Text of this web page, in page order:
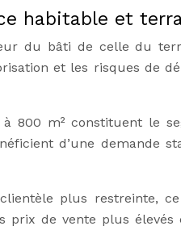
habitable et
du bâti de celle du
et les risques de
800 m² constituent le
d’une demande
plus restreinte,
prix de vente plus élevés